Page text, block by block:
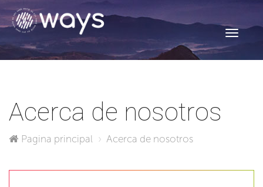
Toggle
Acerca de nosotros
Pagina principal Acerca de nosotros